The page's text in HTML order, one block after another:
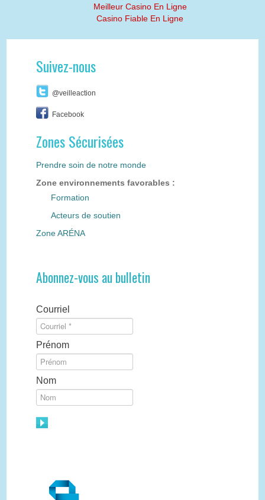
Meilleur Casino En Ligne
Casino Fiable En Ligne
Suivez-nous
@veilleaction
Facebook
Zones Sécurisées
Prendre soin de notre monde
Zone environnements favorables :
Formation
Acteurs de soutien
Zone ARÉNA
Abonnez-vous au bulletin
Courriel
Prénom
Nom